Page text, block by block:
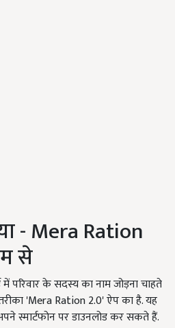
- Mera Ration
से
परिवार के सदस्य का नाम जोड़ना चाहते
'Mera Ration 2.0' ऐप का है. यह
स्मार्टफोन पर डाउनलोड कर सकते हैं.